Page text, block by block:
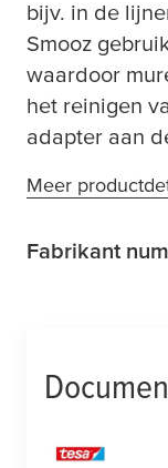
bijv. in de
Smooz
waardoor
het reinigen
adapter aan
Meer
Fabrikant